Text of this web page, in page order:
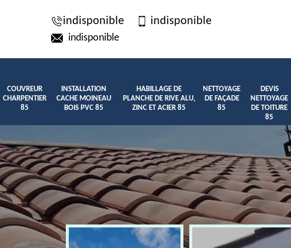
indisponible indisponible
indisponible
COUVREUR
CHARPENTIER
85
INSTALLATION
CACHE MOINEAU
BOIS PVC 85
HABILLAGE DE
PLANCHE DE RIVE ALU,
ZINC ET ACIER 85
NETTOYAGE
DE FAÇADE
85
DEVIS
NETTOYAGE
DE TOITURE
85